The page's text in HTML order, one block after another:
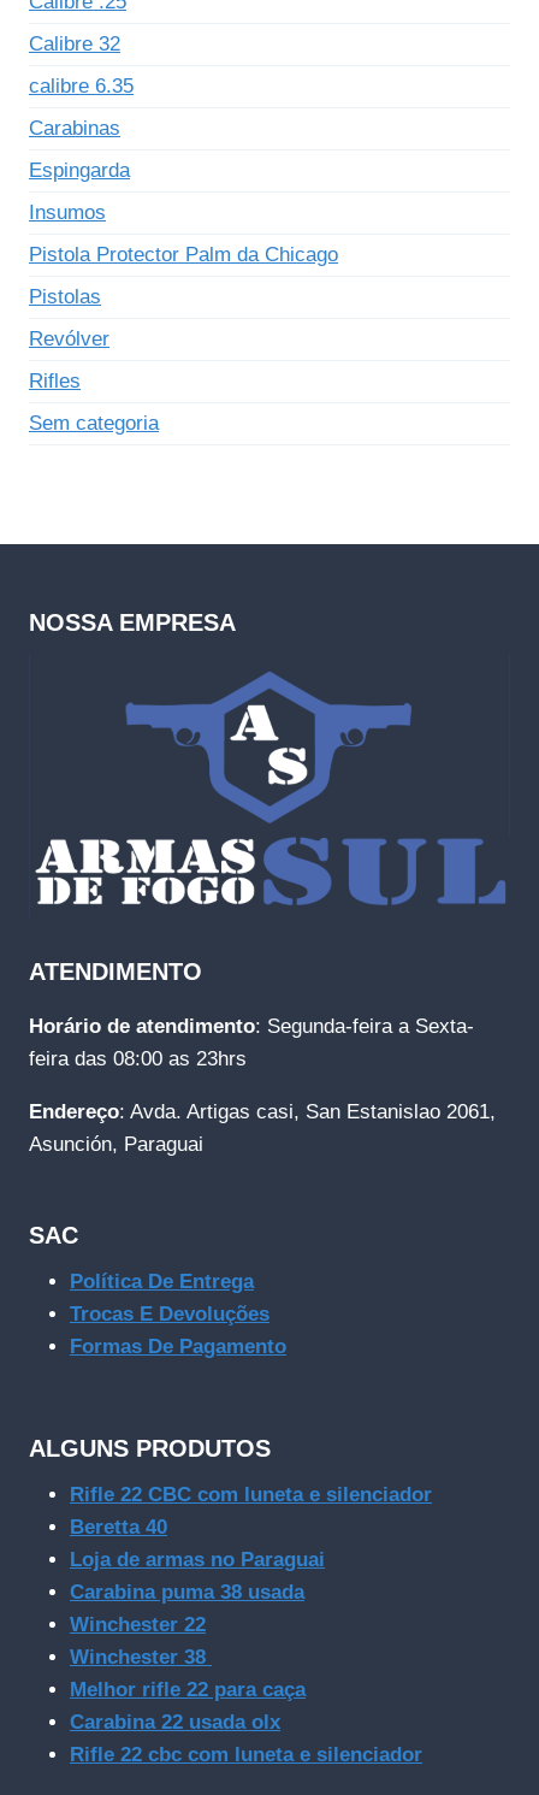
Calibre 32
calibre 6.35
Carabinas
Espingarda
Insumos
Pistola Protector Palm da Chicago
Pistolas
Revólver
Rifles
Sem categoria
NOSSA EMPRESA
ATENDIMENTO
Horário de atendimento: Segunda-feira a Sexta-
feira das 08:00 as 23hrs
Endereço: Avda. Artigas casi, San Estanislao 2061,
Asunción, Paraguai
SAC
Política De Entrega
Trocas E Devoluções
Formas De Pagamento
ALGUNS PRODUTOS
Rifle 22 CBC com luneta e silenciador
Beretta 40
Loja de armas no Paraguai
Carabina puma 38 usada
Winchester 22
Winchester 38
Melhor rifle 22 para caça
Carabina 22 usada olx
Rifle 22 cbc com luneta e silenciador